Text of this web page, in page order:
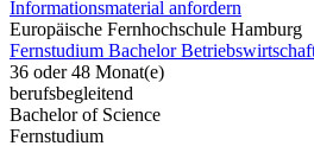
Informationsmaterial anfordern
Europäische Fernhochschule Hamburg
Fernstudium Bachelor
36 oder 48 Monat(e)
berufsbegleitend
Bachelor of Science
Fernstudium